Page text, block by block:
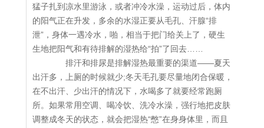
猛子扎到凉水里游泳，或者冲冷水澡，运动过后，体内
的阳气正在升发，多余的水湿正要从毛孔、汗腺“排
泄”，身体一遇冷水，啪，相当于把门给关上了，硬生
生地把阳气和有待排解的湿热给“拍”了回去……
排汗和排尿是排解湿热最重要的渠道——夏天
出汗多，上厕的时候就少;冬天毛孔要尽量地闭合保暖，
在不出汗、少出汗的情况下，水喝多了就要经常跑厕
所。如果常用空调、喝冷饮、洗冷水澡，强行地把皮肤
调整成冬天的状态，就会把湿热“憋”在身身体里，而且